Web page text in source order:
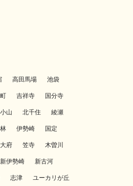
高田馬場 池袋
吉祥寺 国分寺
小山 北千住 綾瀬
伊勢崎 国定
大府 笠寺 木曽川
新伊勢崎 新古河
志津 ユーカリが丘